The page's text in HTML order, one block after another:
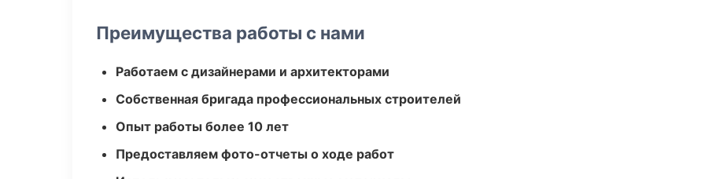
Преимущества работы с нами
Работаем с дизайнерами и архитекторами
Собственная бригада профессиональных строителей
Опыт работы более 10 лет
Предоставляем фото-отчеты о ходе работ